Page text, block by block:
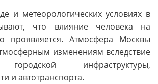
и метеорологических условиях в
что влияние человека на
проявляется. Атмосфера Москвы
изменениям вследствие
городской инфраструктуры,
и автотранспорта.